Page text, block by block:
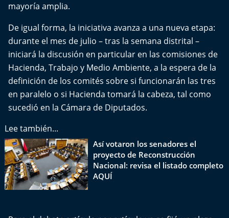
Bío Bío en Ruta
Especiales
Chiche cuadra y su parrilla
Motorfem
Agenda Propia
Chile, Historia de 30 años
Carrera a La Moneda
Aquí Estamos
Sello de raza
mayoría amplia.
De igual forma, la iniciativa avanza a una nueva etapa:
durante el mes de julio – tras la semana distrital –
iniciará la discusión en particular en las comisiones de
Hacienda, Trabajo y Medio Ambiente, a la espera de la
definición de los comités sobre si funcionarán las tres
en paralelo o si Hacienda tomará la cabeza, tal como
sucedió en la Cámara de Diputados.
Lee también...
Así votaron los senadores el
proyecto de Reconstrucción
Nacional: revisa el listado completo
AQUÍ